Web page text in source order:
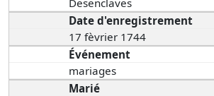
Date d'enregistrement
17 fèvrier 1744
Événement
mariages
Marié